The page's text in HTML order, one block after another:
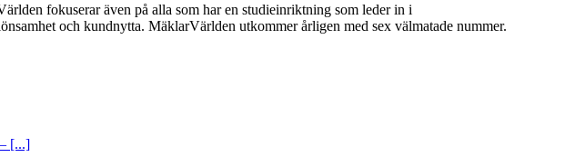
fokuserar även på alla som har en studieinriktning som leder in i
och kundnytta. MäklarVärlden utkommer årligen med sex välmatade nummer.
[...]